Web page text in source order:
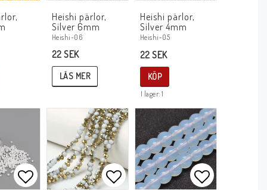
Lägg till i favoritlistanLägg till i favoritlistan
Heishi pärlor,
Silver 6mm
Heishi-06
22 SEK
LÄS MER
Heishi pärlor,
Silver 4mm
Heishi-05
22 SEK
I lager: 1
KÖP